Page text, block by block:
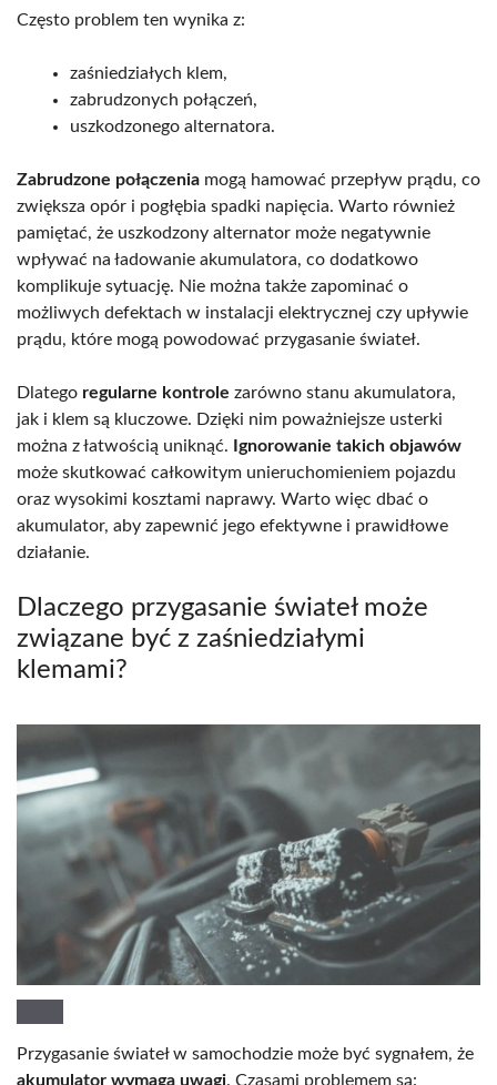
Często problem ten wynika z:
zaśniedziałych klem,
zabrudzonych połączeń,
uszkodzonego alternatora.
Zabrudzone połączenia mogą hamować przepływ prądu, co
zwiększa opór i pogłębia spadki napięcia. Warto również
pamiętać, że uszkodzony alternator może negatywnie
wpływać na ładowanie akumulatora, co dodatkowo
komplikuje sytuację. Nie można także zapominać o
możliwych defektach w instalacji elektrycznej czy upływie
prądu, które mogą powodować przygasanie świateł.
Dlatego regularne kontrole zarówno stanu akumulatora,
jak i klem są kluczowe. Dzięki nim poważniejsze usterki
można z łatwością uniknąć.
Ignorowanie takich objawów
może skutkować całkowitym unieruchomieniem pojazdu
oraz wysokimi kosztami naprawy. Warto więc dbać o
akumulator, aby zapewnić jego efektywne i prawidłowe
działanie.
Dlaczego przygasanie świateł może
związane być z zaśniedziałymi
klemami?
Przygasanie świateł w samochodzie może być sygnałem, że
akumulator wymaga uwagi. Czasami problemem są: